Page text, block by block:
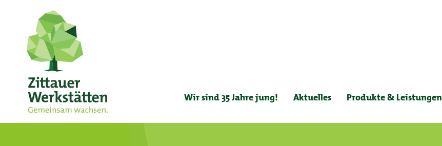
Wir sind 35 Jahre jung! Aktuelles Produkte & Leistungen